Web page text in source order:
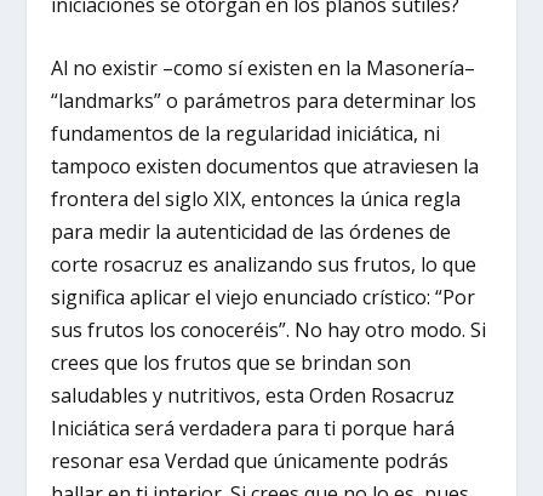
Al no existir –como sí existen en la Masonería–
“landmarks” o parámetros para determinar los
fundamentos de la regularidad iniciática, ni
tampoco existen documentos que atraviesen la
frontera del siglo XIX, entonces la única regla
para medir la autenticidad de las órdenes de
corte rosacruz es analizando sus frutos, lo que
significa aplicar el viejo enunciado crístico: “Por
sus frutos los conoceréis”. No hay otro modo. Si
crees que los frutos que se brindan son
saludables y nutritivos, esta Orden Rosacruz
Iniciática será verdadera para ti porque hará
resonar esa Verdad que únicamente podrás